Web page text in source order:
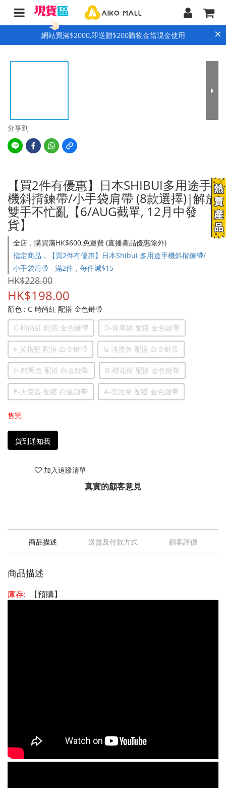
網站買滿$2000,即送贈$200購物金當現金使用 ×
分享到
【買2件有優惠】日本SHIBUI多用途手
機斜揹鍊帶/小手袋肩帶 (8款選擇)|解放
雙手不忙亂【6/AUG截單, 12月中發
貨】
全店，購買滿HK$600,免運費 (直播產品優惠除外)
指定商品，【買2件有優惠】日本Shibui 多用途手機斜揹鍊帶/
小手袋肩帶 - 滿2件，每件減$15
HK$228.00
HK$198.00
顏色 : C-時尚紅 配搭 金色鏈帶
C-時尚紅 配搭 金色鏈帶
D-青草綠 配搭 金色鏈帶
F-英格藍 配搭 白金鏈帶 G-淡蛋黃 配搭 白金鏈帶
H-酷黑色 配搭 白金鏈帶 B-櫻花粉 配搭 金色鏈帶
E-天空藍 配搭 白金鏈帶 A-雲尼拿 配搭 金色鏈帶
售完
貨到通知我
加入追蹤清單
真實的顧客意見
商品描述 送貨及付款方式 顧客評價
商品描述
庫存: 【預購】